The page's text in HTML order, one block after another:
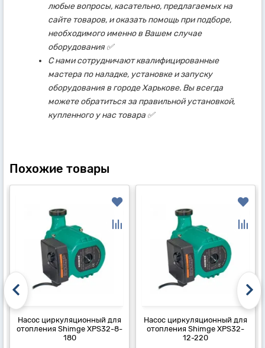
любые вопросы, касательно, предлагаемых на
сайте товаров, и оказать помощь при подборе,
необходимого именно в Вашем случае
оборудования ✅
С нами сотрудничают квалифицированные
мастера по наладке, установке и запуску
оборудования в городе Харькове. Вы всегда
можете обратиться за правильной установкой,
купленного у нас товара ✅
Похожие товары
Насос циркуляционный для
отопления Shimge XPS32-8-
180
Насос циркуляционный для
отопления Shimge XPS32-
12-220